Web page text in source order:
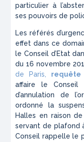
particulier à
ses pouvoirs de
Les référés
effet dans ce
le Conseil d’Etat
du 16 novembre
de Paris, requête
affaire le Conseil
d’annulation de
ordonné la
Halles en raison
servant de plafond
Conseil rappelle le